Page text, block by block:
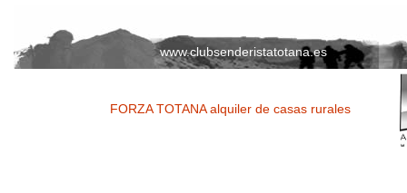
www.clubsenderistatotana.es
FORZA TOTANA alquiler de casas rurales